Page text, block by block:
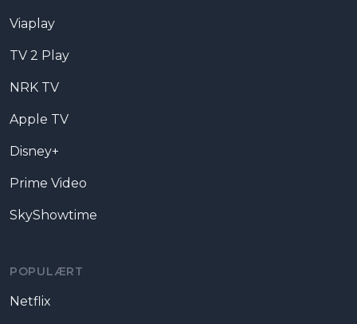
Viaplay
TV 2 Play
NRK TV
Apple TV
Disney+
Prime Video
SkyShowtime
POPULÆRT
Netflix